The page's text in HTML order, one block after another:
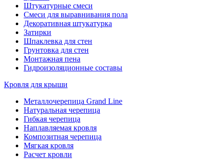
Штукатурные смеси
Смеси для выравнивания пола
Декоративная штукатурка
Затирки
Шпаклевка для стен
Грунтовка для стен
Монтажная пена
Гидроизоляционные составы
Кровля для крыши
Металлочерепица Grand Line
Натуральная черепица
Гибкая черепица
Наплавляемая кровля
Композитная черепица
Мягкая кровля
Расчет кровли